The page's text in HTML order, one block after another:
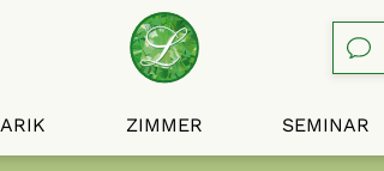
ZIMMER SEMINAR